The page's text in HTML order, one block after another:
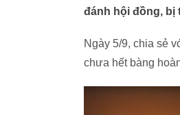
đánh hội đồng, bị
Ngày 5/9, chia sẻ
chưa hết bàng